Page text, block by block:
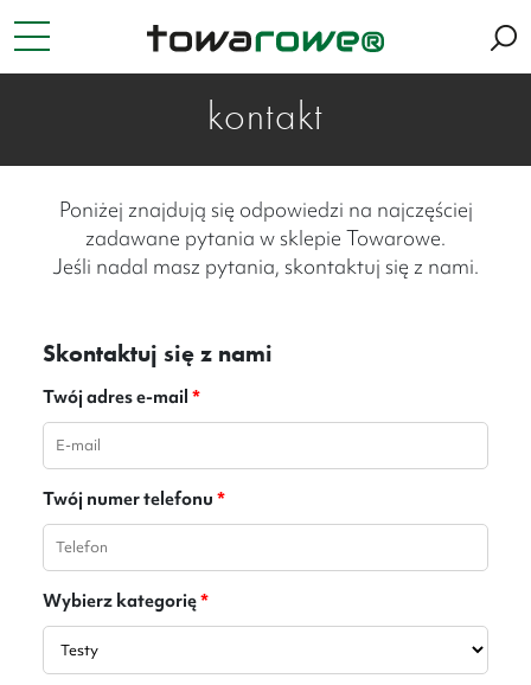
kontakt
Poniżej znajdują się odpowiedzi na najczęściej
zadawane pytania w sklepie Towarowe.
Jeśli nadal masz pytania, skontaktuj się z nami.
Skontaktuj się z nami
Twój adres e-mail *
Twój numer telefonu *
Wybierz kategorię*